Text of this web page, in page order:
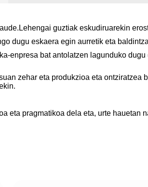
guztiak eskudiruarekin
dugu eskaera egin aurretik eta
enpresa bat antolatzen lagunduko
zehar eta produkzioa eta
eta pragmatikoa dela eta, urte